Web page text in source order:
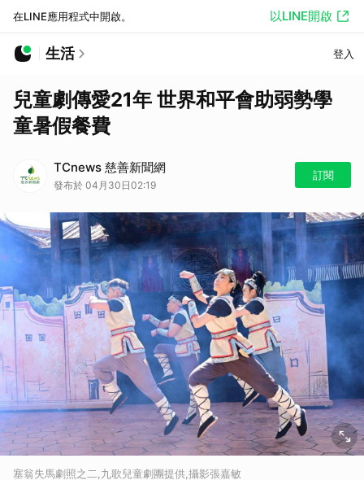
在LINE應用程式中開啟。 以LINE開啟
生活 登入
兒童劇傳愛21年 世界和平會助弱勢學
童暑假餐費
TCnews 慈善新聞網
發布於 04月30日02:19
訂閱
塞翁失馬劇照之二,九歌兒童劇團提供,攝影張嘉敏